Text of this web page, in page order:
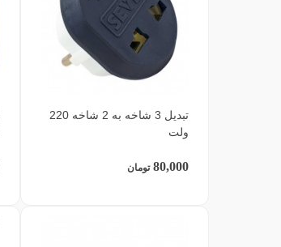
تبدیل 3 شاخه به 2 شاخه 220
ولت
80,000 تومان